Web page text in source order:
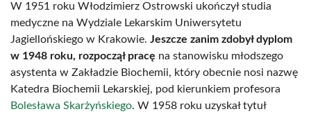
W 1951 roku Włodzimierz Ostrowski ukończył studia
medyczne na Wydziale Lekarskim Uniwersytetu
Jagiellońskiego w Krakowie. Jeszcze zanim zdobył dyplom
w 1948 roku, rozpoczął pracę na stanowisku młodszego
asystenta w Zakładzie Biochemii, który obecnie nosi nazwę
Katedra Biochemii Lekarskiej, pod kierunkiem profesora
Bolesława Skarżyńskiego. W 1958 roku uzyskał tytuł